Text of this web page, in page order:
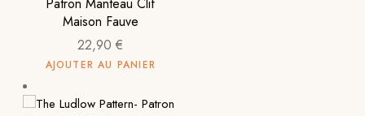
Maison Fauve
22,90€
AJOUTER AU PANIER